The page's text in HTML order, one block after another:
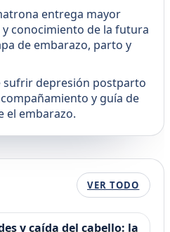
entrega mayor
conocimiento de la futura
de embarazo, parto y
sufrir depresión postparto
y guía de
el embarazo.
VER TODO
y caída del cabello: la